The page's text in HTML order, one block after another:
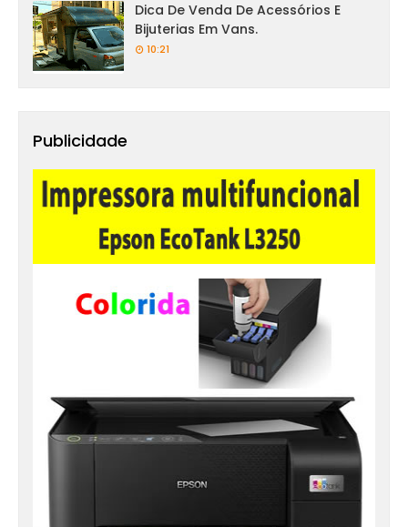
Dica De Venda De Acessórios E
Bijuterias Em Vans.
10:21
Publicidade